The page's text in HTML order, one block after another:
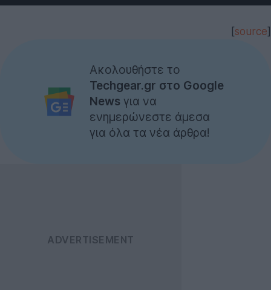
source
Ακολουθήστε το
Techgear.gr στο Google
News για να
ενημερώνεστε άμεσα
για όλα τα νέα άρθρα!